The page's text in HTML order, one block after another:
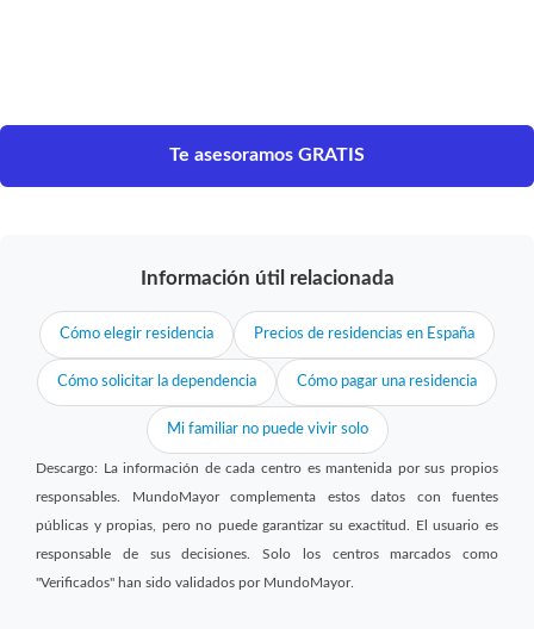
Te asesoramos GRATIS
Información útil relacionada
Cómo elegir residencia Precios de residencias en España
Cómo solicitar la dependencia Cómo pagar una residencia
Mi familiar no puede vivir solo
Descargo: La información de cada centro es mantenida por sus propios
responsables. MundoMayor complementa estos datos con fuentes
públicas y propias, pero no puede garantizar su exactitud. El usuario es
responsable de sus decisiones. Solo los centros marcados como
"Verificados" han sido validados por MundoMayor.